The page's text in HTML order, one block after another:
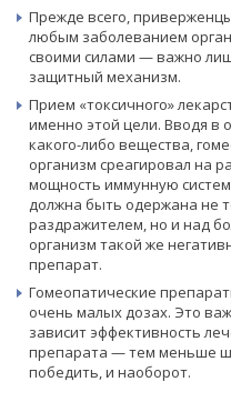
Прежде всего,
любым заболеванием
своими силами — важно
защитный механизм.
Прием «токсичного»
именно этой цели. Вводя в
какого-либо вещества,
организм среагировал на
мощность иммунную
должна быть одержана не
раздражителем, но и над
организм такой же
препарат.
Гомеопатические
очень малых дозах. Это
зависит эффективность
препарата — тем меньше
победить, и наоборот.